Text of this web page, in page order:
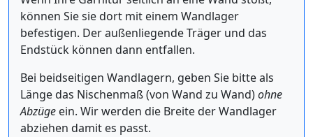
können Sie sie dort mit einem Wandlager
befestigen. Der außenliegende Träger und das
Endstück können dann entfallen.
Bei beidseitigen Wandlagern, geben Sie bitte als
Länge das Nischenmaß (von Wand zu Wand)ohne
Abzüge ein. Wir werden die Breite der Wandlager
abziehen damit es passt.